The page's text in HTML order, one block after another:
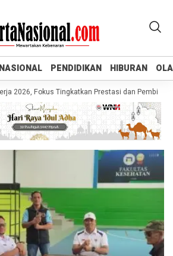
NASIONAL PENDIDIKAN HIBURAN
NASIONAL PENDIDIKAN HIBURAN
2026, Fokus Tingkatkan Prestasi dan Pembinaan